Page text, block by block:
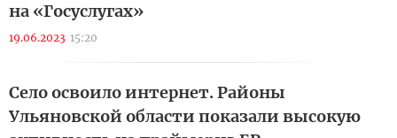
на «Госуслугах»
19.06.2023 15:20
Село освоило интернет. Районы
Ульяновской области показали высокую